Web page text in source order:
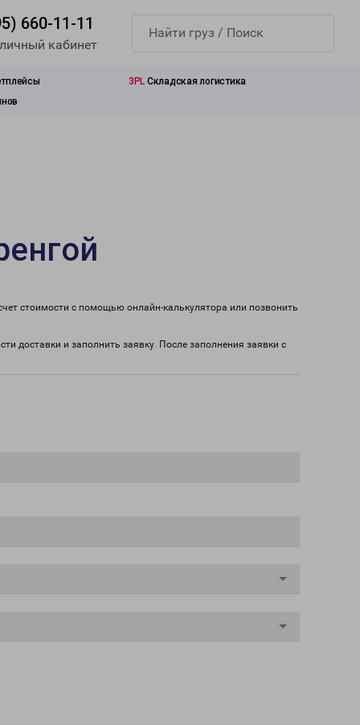
660-11-11
кабинет
3PL Складская логистика
стоимости с помощью онлайн-калькулятора или позвонить
доставки и заполнить заявку. После заполнения заявки с